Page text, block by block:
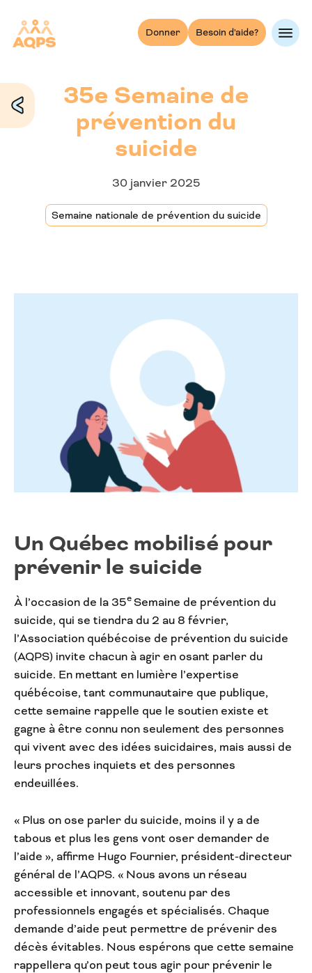
content
Donner Besoin d'aide?
35e Semaine de
prévention du
suicide
30 janvier 2025
Semaine nationale de prévention du suicide
Un Québec mobilisé pour
prévenir le suicide
À l’occasion de la 35e Semaine de prévention du
suicide, qui se tiendra du 2 au 8 février,
l’Association québécoise de prévention du suicide
(AQPS) invite chacun à agir en osant parler du
suicide. En mettant en lumière l’expertise
québécoise, tant communautaire que publique,
cette semaine rappelle que le soutien existe et
gagne à être connu non seulement des personnes
qui vivent avec des idées suicidaires, mais aussi de
leurs proches inquiets et des personnes
endeuillées.
« Plus on ose parler du suicide, moins il y a de
tabous et plus les gens vont oser demander de
l’aide », affirme Hugo Fournier, président-directeur
général de l’AQPS. « Nous avons un réseau
accessible et innovant, soutenu par des
professionnels engagés et spécialisés. Chaque
demande d’aide peut permettre de prévenir des
décès évitables. Nous espérons que cette semaine
rappellera qu’on peut tous agir pour prévenir le